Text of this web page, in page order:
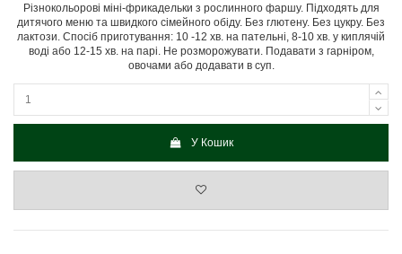
Різнокольорові міні-фрикадельки з рослинного фаршу. Підходять для
дитячого меню та швидкого сімейного обіду. Без глютену. Без цукру. Без
лактози. Спосіб приготування: 10 -12 хв. на пательні, 8-10 хв. у киплячій
воді або 12-15 хв. на парі. Не розморожувати. Подавати з гарніром,
овочами або додавати в суп.
У Кошик